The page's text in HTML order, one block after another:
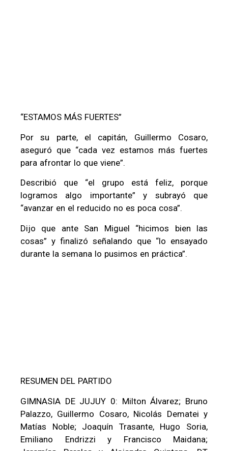
“ESTAMOS MÁS FUERTES”
Por su parte, el capitán, Guillermo Cosaro,
aseguró que “cada vez estamos más fuertes
para afrontar lo que viene”.
Describió que “el grupo está feliz, porque
logramos algo importante” y subrayó que
“avanzar en el reducido no es poca cosa”.
Dijo que ante San Miguel “hicimos bien las
cosas” y finalizó señalando que “lo ensayado
durante la semana lo pusimos en práctica”.
RESUMEN DEL PARTIDO
GIMNASIA DE JUJUY 0: Milton Álvarez; Bruno
Palazzo, Guillermo Cosaro, Nicolás Dematei y
Matías Noble; Joaquín Trasante, Hugo Soria,
Emiliano Endrizzi y Francisco Maidana;